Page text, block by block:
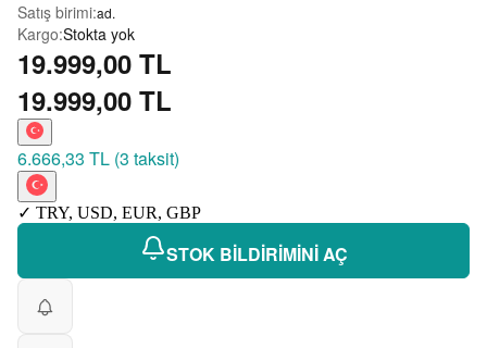
Satış birimi:ad.
Kargo:Stokta yok
19.999,00 TL
19.999,00 TL
6.666,33 TL (3 taksit)
✓ TRY, USD, EUR, GBP
STOK BİLDİRİMİNİ AÇ